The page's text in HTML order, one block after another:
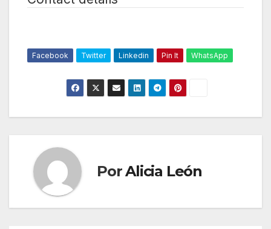
Facebook Twitter Linkedin Pin It WhatsApp
PorAlicia León